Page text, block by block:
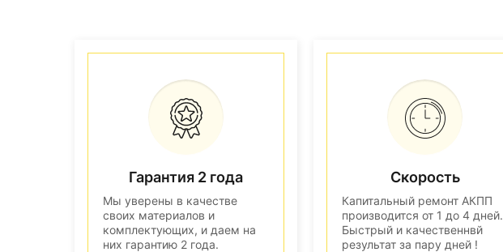
Гарантия 2 года
Мы уверены в качестве
своих материалов и
комплектующих, и даем на
них гарантию 2 года.
Скорость
Капитальный ремонт АКПП
производится от 1 до 4 дней.
Быстрый и качественнвй
результат за пару дней !